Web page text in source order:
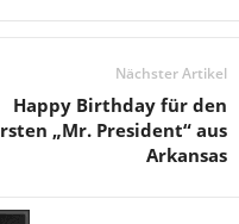
Nächster Artikel
Happy Birthday für den
„Mr. President“ aus
Arkansas